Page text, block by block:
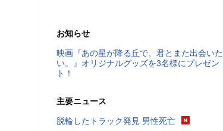
お知らせ
映画『あの星が降る丘で、君とまた出会いた
い。』オリジナルグッズを3名様にプレゼン
ト！
主要ニュース
脱輪したトラック発見 男性死亡